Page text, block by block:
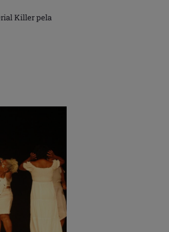
Killer pela